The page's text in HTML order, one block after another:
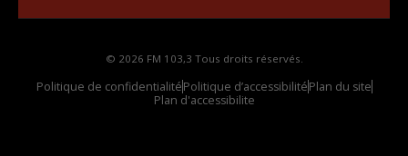
© 2026 FM 103,3 Tous droits réservés.
Politique de confidentialitéPolitique d’accessibilitéPlan du site
Plan d'accessibilite